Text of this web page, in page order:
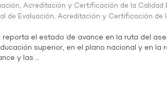
Acreditación y Certificación de la Calidad
de Evaluación, Acreditación y Certificación de
reporta el estado de avance en la ruta del
superior, en el plano nacional y en la
y las ...